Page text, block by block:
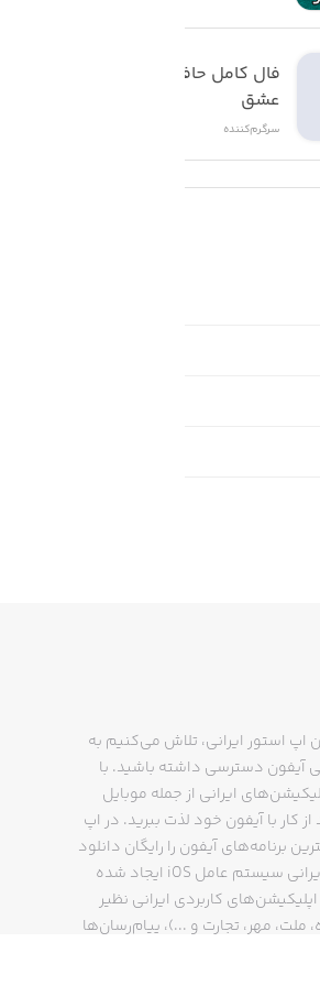
عشق
سرگرم‌کننده
اپ استور ایرانی، تلاش می‌کنیم به
آیفون دسترسی داشته باشید. با
ایرانی از جمله موبایل
کار با آیفون خود لذت ببرید. در اپ
برنامه‌های آیفون را رایگان دانلود
کنید و از مشکلاتی که برای کاربران ایرانی سیستم عامل iOS ایجاد شده
کاربردی ایرانی نظیر
ملت، مهر، تجارت و ...)، پیام‌رسان‌ها